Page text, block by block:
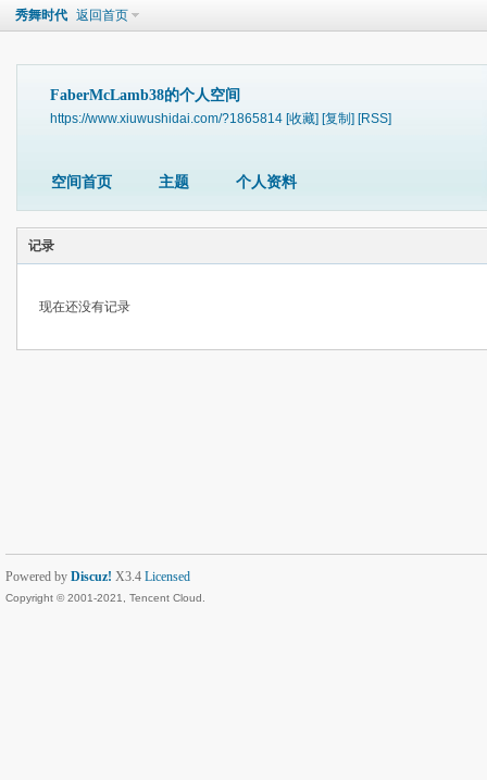
秀舞时代 返回首页
FaberMcLamb38的个人空间
https://www.xiuwushidai.com/?1865814 [收藏] [复制] [RSS]
空间首页 主题 个人资料
记录
现在还没有记录
Powered by Discuz! X3.4 Licensed
Copyright © 2001-2021, Tencent Cloud.